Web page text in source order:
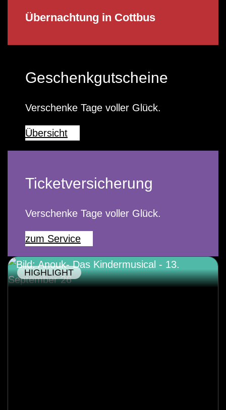
Übernachtung in Cottbus
Geschenkgutscheine
Verschenke Tage voller Glück.
Übersicht
Ticketversicherung
Verschenke Tage voller Glück.
zum Service
HIGHLIGHT